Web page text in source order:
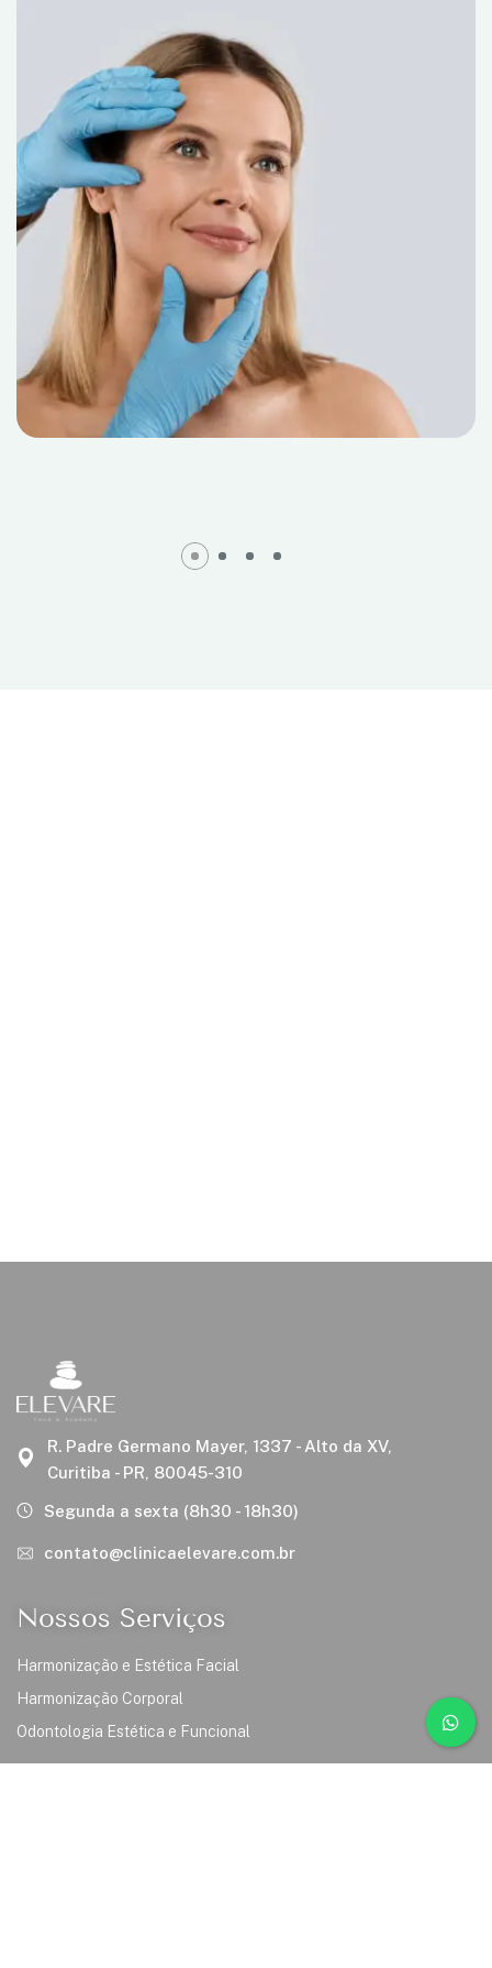
R. Padre Germano Mayer, 1337 - Alto da XV,
Curitiba - PR, 80045-310
Segunda a sexta (8h30 - 18h30)
contato@clinicaelevare.com.br
Nossos Serviços
Harmonização e Estética Facial
Harmonização Corporal
Odontologia Estética e Funcional